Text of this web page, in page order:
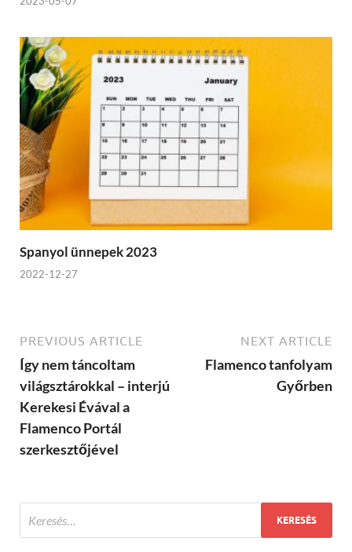
Spanyol ünnepek 2023
2022-12-27
PREVIOUS ARTICLE
Így nem táncoltam
világsztárokkal – interjú
Kerekesi Évával a
Flamenco Portál
szerkesztőjével
NEXT ARTICLE
Flamenco tanfolyam
Győrben